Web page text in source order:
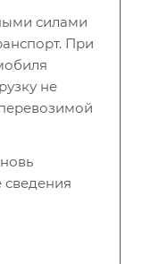
силами
При
не